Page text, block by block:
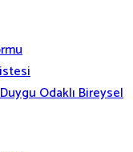
Odaklı Bireysel